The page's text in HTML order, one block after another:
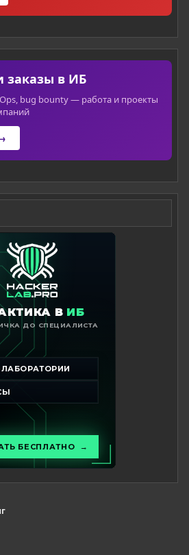
заказы в ИБ
bug bounty — работа и проекты